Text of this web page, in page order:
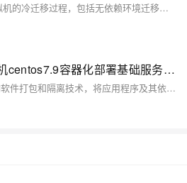
这篇文章详细描述了KVM虚拟机的冷迁移过程，包括无依赖环境迁移、有链接克隆虚拟机迁移、多块磁盘迁移的案例，以及可能遇到的错误和解决方案。
详细解释容器以及虚拟机centos7.9容器化部署基础服务(容器化部署nginx)
容器是一种轻量级、可移植的软件打包和隔离技术，将应用程序及其依赖项打包，确保在任何环境中一致运行。容器共享主机操作系统内核，相比虚拟机更高效、轻量，具有快速启动和高资源利用率的特点。容器的关键技术包括命名空间（如 PID、NET 等）、控制组（cgroups）和联合文件系统（UnionFS）。使用容器可以提高开发和部署效率，简化管理，确保环境一致性。例如，在 CentOS 7.9 上部署 Nginx 时，可以通过 Docker 下载和运行 `nginx:1.20` 镜像，并通过端口映射使外部请求访问 Nginx 服务。此外，还可以将测试页面复制到容器中，进一步验证容器的功能。